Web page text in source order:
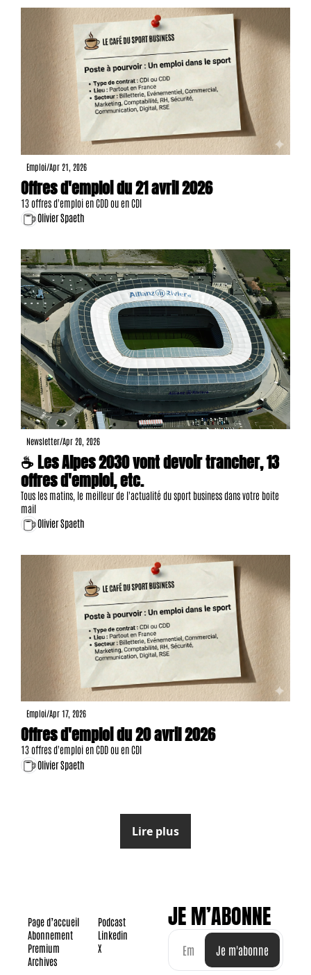
Emploi/Apr 21, 2026
Offres d'emploi du 21 avril 2026
13 offres d'emploi en CDD ou en CDI
Olivier Spaeth
Newsletter/Apr 20, 2026
☕ Les Alpes 2030 vont devoir trancher, 13
offres d'emploi, etc.
Tous les matins, le meilleur de l'actualité du sport business dans votre boite
mail
Olivier Spaeth
Emploi/Apr 17, 2026
Offres d'emploi du 20 avril 2026
13 offres d'emploi en CDD ou en CDI
Olivier Spaeth
Lire plus
Page d’accueil
Abonnement
Premium
Archives
Podcast
Linkedin
X
JE M’ABONNE
Je m'abonne